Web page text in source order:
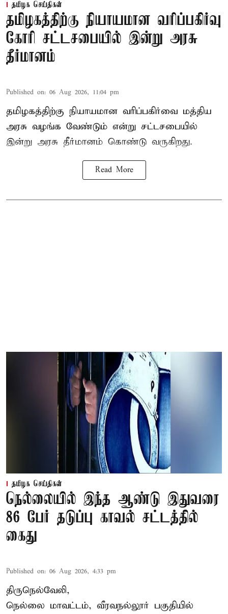
தமிழக செய்திகள்
தமிழகத்திற்கு நியாயமான வரிப்பகிர்வு
கோரி சட்டசபையில் இன்று அரசு
தீர்மானம்
Published on: 06 Aug 2026, 11:04 pm
தமிழகத்திற்கு நியாயமான வரிப்பகிர்வை மத்திய
அரசு வழங்க வேண்டும் என்று சட்டசபையில்
இன்று அரசு தீர்மானம் கொண்டு வருகிறது.
Read More
தமிழக செய்திகள்
நெல்லையில் இந்த ஆண்டு இதுவரை
86 பேர் தடுப்பு காவல் சட்டத்தில்
கைது
Published on: 06 Aug 2026, 4:33 pm
திருநெல்வேலி,
நெல்லை மாவட்டம், வீரவநல்லூர் பகுதியில்